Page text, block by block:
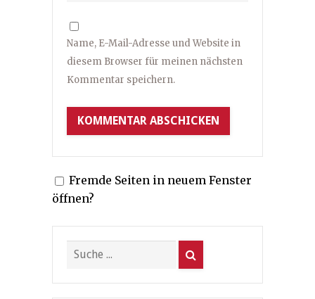
Name, E-Mail-Adresse und Website in
diesem Browser für meinen nächsten
Kommentar speichern.
Fremde Seiten in neuem Fenster
öffnen?